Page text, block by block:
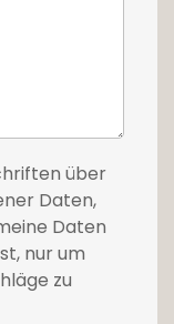
über
Daten,
Daten
nur um
zu